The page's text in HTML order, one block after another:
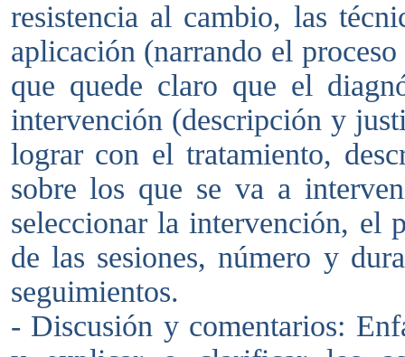
resistencia al cambio, las
aplicación (narrando el
que quede claro que el
intervención (descripción y
lograr con el tratamiento,
sobre los que se va a
seleccionar la intervención, el
de las sesiones, número y
seguimientos.
- Discusión y comentarios: